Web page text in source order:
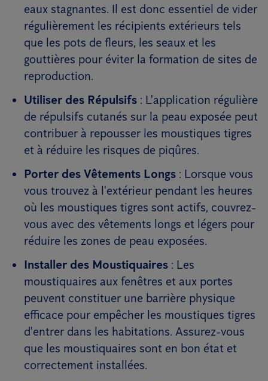
eaux stagnantes. Il est donc essentiel de vider
régulièrement les récipients extérieurs tels
que les pots de fleurs, les seaux et les
gouttières pour éviter la formation de sites de
reproduction.
Utiliser des Répulsifs : L'application régulière
de répulsifs cutanés sur la peau exposée peut
contribuer à repousser les moustiques tigres
et à réduire les risques de piqûres.
Porter des Vêtements Longs : Lorsque vous
vous trouvez à l'extérieur pendant les heures
où les moustiques tigres sont actifs, couvrez-
vous avec des vêtements longs et légers pour
réduire les zones de peau exposées.
Installer des Moustiquaires : Les
moustiquaires aux fenêtres et aux portes
peuvent constituer une barrière physique
efficace pour empêcher les moustiques tigres
d'entrer dans les habitations. Assurez-vous
que les moustiquaires sont en bon état et
correctement installées.